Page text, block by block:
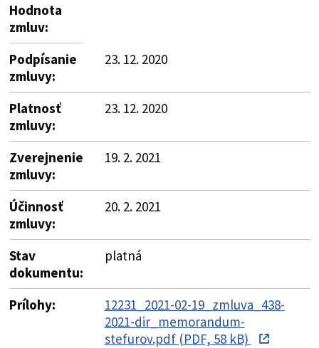
Hodnota
zmluv:
Podpísanie
zmluvy:
23. 12. 2020
Platnosť
zmluvy:
23. 12. 2020
Zverejnenie
zmluvy:
19. 2. 2021
Účinnosť
zmluvy:
20. 2. 2021
Stav
dokumentu:
platná
Prílohy:
12231_2021-02-19_zmluva_438-
2021-dir_memorandum-
stefurov.pdf (PDF, 58 kB)